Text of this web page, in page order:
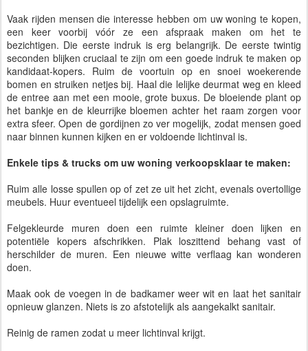
Vaak rijden mensen die interesse hebben om uw woning te kopen,
een keer voorbij vóór ze een afspraak maken om het te
bezichtigen. Die eerste indruk is erg belangrijk. De eerste twintig
seconden blijken cruciaal te zijn om een goede indruk te maken op
kandidaat-kopers. Ruim de voortuin op en snoei woekerende
bomen en struiken netjes bij. Haal die lelijke deurmat weg en kleed
de entree aan met een mooie, grote buxus. De bloeiende plant op
het bankje en de kleurrijke bloemen achter het raam zorgen voor
extra sfeer. Open de gordijnen zo ver mogelijk, zodat mensen goed
naar binnen kunnen kijken en er voldoende lichtinval is.
Enkele tips & trucks om uw woning verkoopsklaar te maken:
Ruim alle losse spullen op of zet ze uit het zicht, evenals overtollige
meubels. Huur eventueel tijdelijk een opslagruimte.
Felgekleurde muren doen een ruimte kleiner doen lijken en
potentiële kopers afschrikken. Plak loszittend behang vast of
herschilder de muren. Een nieuwe witte verflaag kan wonderen
doen.
Maak ook de voegen in de badkamer weer wit en laat het sanitair
opnieuw glanzen. Niets is zo afstotelijk als aangekalkt sanitair.
Reinig de ramen zodat u meer lichtinval krijgt.